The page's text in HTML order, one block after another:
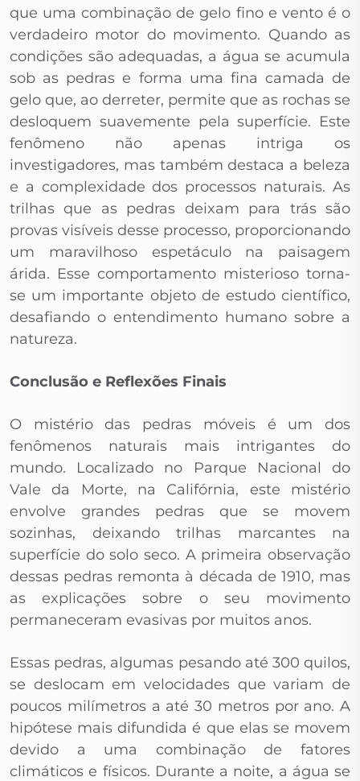
que uma combinação de gelo fino e vento é o
verdadeiro motor do movimento. Quando as
condições são adequadas, a água se acumula
sob as pedras e forma uma fina camada de
gelo que, ao derreter, permite que as rochas se
desloquem suavemente pela superfície. Este
fenômeno não apenas intriga os
investigadores, mas também destaca a beleza
e a complexidade dos processos naturais. As
trilhas que as pedras deixam para trás são
provas visíveis desse processo, proporcionando
um maravilhoso espetáculo na paisagem
árida. Esse comportamento misterioso torna-
se um importante objeto de estudo científico,
desafiando o entendimento humano sobre a
natureza.
Conclusão e Reflexões Finais
O mistério das pedras móveis é um dos
fenômenos naturais mais intrigantes do
mundo. Localizado no Parque Nacional do
Vale da Morte, na Califórnia, este mistério
envolve grandes pedras que se movem
sozinhas, deixando trilhas marcantes na
superfície do solo seco. A primeira observação
dessas pedras remonta à década de 1910, mas
as explicações sobre o seu movimento
permaneceram evasivas por muitos anos.
Essas pedras, algumas pesando até 300 quilos,
se deslocam em velocidades que variam de
poucos milímetros a até 30 metros por ano. A
hipótese mais difundida é que elas se movem
devido a uma combinação de fatores
climáticos e físicos. Durante a noite, a água se